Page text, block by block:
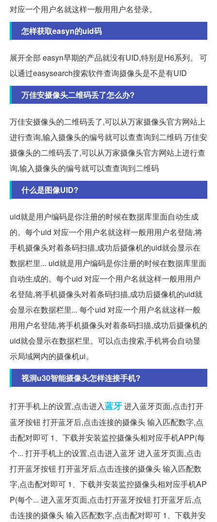
对应一个用户名就这样一般用用户名登录。
怎样获取easyn的uid码
展开全部 easyn早期的产品就没有UID,特别是H6系列。 可
以通过easysearch搜索软件查询摄像头是不是有UID
万佳安摄像头二维码丢了怎么办?
万佳安摄像头的二维码丢了,可以从万家摄像头官方网站上
进行查询,输入摄像头的编号就可以查查询到二维码 万佳安
摄像头的二维码丢了,可以从万家摄像头官方网站上进行查
询,输入摄像头的编号就可以查查询到二维码
什么是图像UID?
uid就是用户编码是你注册的时候在数据库里面自动生成
的。每个uid 对应一个用户名就这样一般用用户名登陆,将
手机摄像头对着条码扫描,成功后摄像机的uid就会显示在
数据栏里... uid就是用户编码是你注册的时候在数据库里面
自动生成的。每个uid 对应一个用户名就这样一般用用户
名登陆,将手机摄像头对着条码扫描,成功后摄像机的uid就
会显示在数据栏里... 每个uid 对应一个用户名就这样一般
用用户名登陆,将手机摄像头对着条码扫描,成功后摄像机的
uid就会显示在数据栏里。可以点击搜索,手机将会自动显
示局域网内的摄像机ui。
视洞u30智能摄像头怎样连接手机?
打开手机上的设置,点击进入蓝牙进入蓝牙页面,点击打开
蓝牙按钮 打开蓝牙后,点击连接的摄像头 输入匹配数字,点
击配对即可 1、下载并安装监控摄像头相对应手机APP(每
个... 打开手机上的设置,点击进入蓝牙 进入蓝牙页面,点击
打开蓝牙按钮 打开蓝牙后,点击连接的摄像头 输入匹配数
字,点击配对即可 1、下载并安装监控摄像头相对应手机AP
P(每个... 进入蓝牙页面,点击打开蓝牙按钮 打开蓝牙后,点
击连接的摄像头 输入匹配数字,点击配对即可 1、下载并安